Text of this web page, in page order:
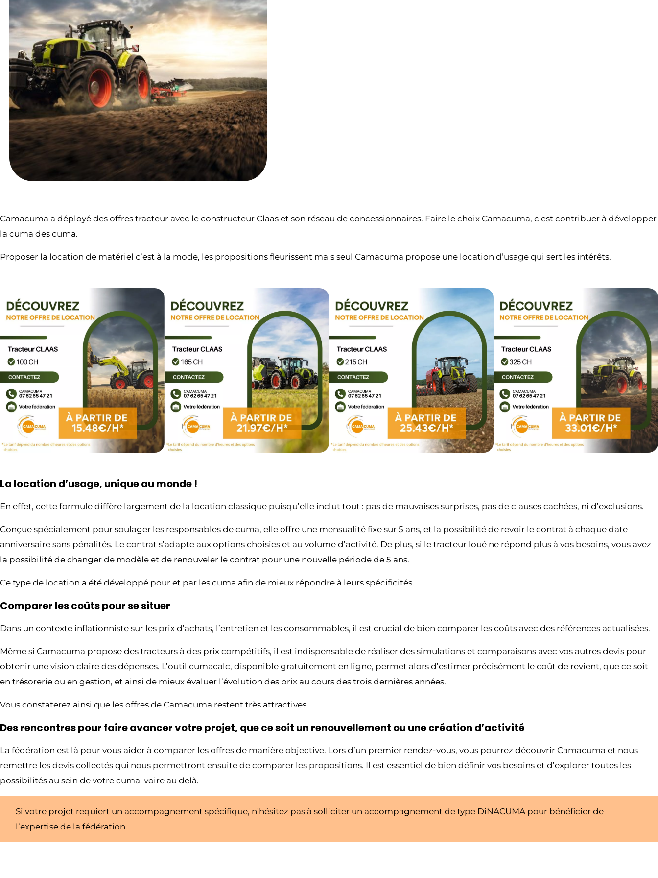
Camacuma a déployé des offres tracteur avec le constructeur Claas et son réseau de concessionnaires. Faire le choix Camacuma, c’est contribuer à développer
la cuma des cuma.
Proposer la location de matériel c’est à la mode, les propositions fleurissent mais seul Camacuma propose une location d’usage qui sert les intérêts.
La location d’usage, unique au monde !
En effet, cette formule diffère largement de la location classique puisqu’elle inclut tout : pas de mauvaises surprises, pas de clauses cachées, ni d’exclusions.
Conçue spécialement pour soulager les responsables de cuma, elle offre une mensualité fixe sur 5 ans, et la possibilité de revoir le contrat à chaque date
anniversaire sans pénalités. Le contrat s’adapte aux options choisies et au volume d’activité. De plus, si le tracteur loué ne répond plus à vos besoins, vous avez
la possibilité de changer de modèle et de renouveler le contrat pour une nouvelle période de 5 ans.
Ce type de location a été développé pour et par les cuma afin de mieux répondre à leurs spécificités.
Comparer les coûts pour se situer
Dans un contexte inflationniste sur les prix d’achats, l’entretien et les consommables, il est crucial de bien comparer les coûts avec des références actualisées.
Même si Camacuma propose des tracteurs à des prix compétitifs, il est indispensable de réaliser des simulations et comparaisons avec vos autres devis pour
obtenir une vision claire des dépenses. L’outil cumacalc, disponible gratuitement en ligne, permet alors d’estimer précisément le coût de revient, que ce soit
en trésorerie ou en gestion, et ainsi de mieux évaluer l’évolution des prix au cours des trois dernières années.
Vous constaterez ainsi que les offres de Camacuma restent très attractives.
Des rencontres pour faire avancer votre projet, que ce soit un renouvellement ou une création d’activité
La fédération est là pour vous aider à comparer les offres de manière objective. Lors d’un premier rendez-vous, vous pourrez découvrir Camacuma et nous
remettre les devis collectés qui nous permettront ensuite de comparer les propositions. Il est essentiel de bien définir vos besoins et d’explorer toutes les
possibilités au sein de votre cuma, voire au delà.
Si votre projet requiert un accompagnement spécifique, n’hésitez pas à solliciter un accompagnement de type DiNACUMA pour bénéficier de
l’expertise de la fédération.